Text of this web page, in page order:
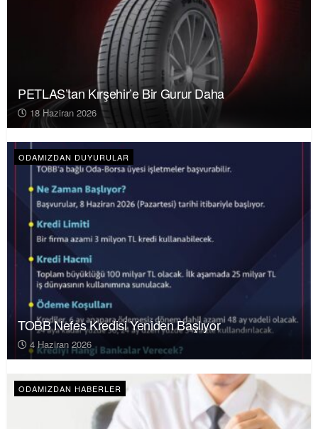
PETLAS’tan Kırşehir’e Bir Gurur Daha
18 Haziran 2026
ODAMIZDAN DUYURULAR
TOBB Nefes Kredisi Yeniden Başlıyor
4 Haziran 2026
ODAMIZDAN HABERLER